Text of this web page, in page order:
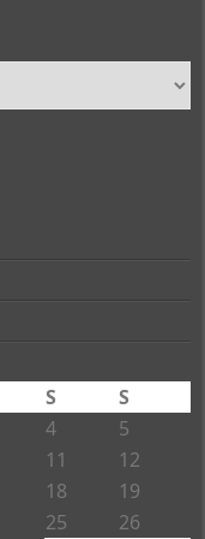
S S
4 5
11 12
18
19
25
26